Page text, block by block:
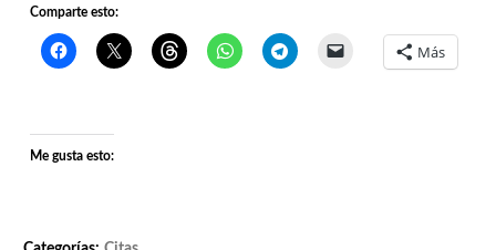
Comparte esto:
Más
Me gusta esto: